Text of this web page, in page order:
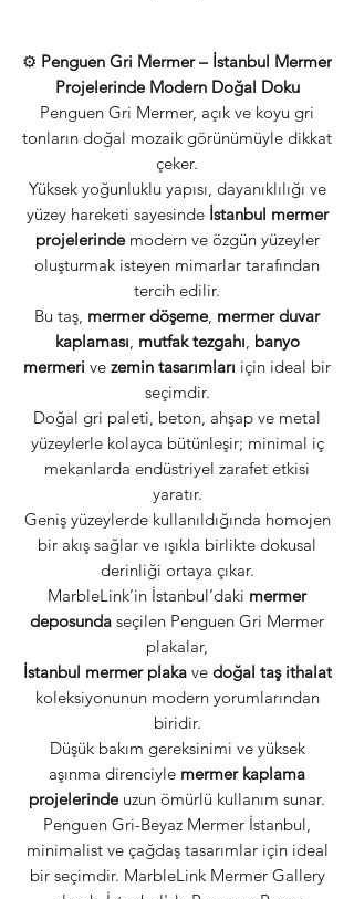
⚙️ Penguen Gri Mermer – İstanbul Mermer
Projelerinde Modern Doğal Doku
Penguen Gri Mermer, açık ve koyu gri
tonların doğal mozaik görünümüyle dikkat
çeker.
Yüksek yoğunluklu yapısı, dayanıklılığı ve
yüzey hareketi sayesinde İstanbul mermer
projelerindemodern ve özgün yüzeyler
oluşturmak isteyen mimarlar tarafından
tercih edilir.
Bu taş, mermer döşeme, mermer duvar
kaplaması mutfak tezgahı banyo
mermeri ve zemin tasarımları için ideal bir
seçimdir.
Doğal gri paleti, beton, ahşap ve metal
yüzeylerle kolayca bütünleşir; minimal iç
mekanlarda endüstriyel zarafet etkisi
yaratır.
Geniş yüzeylerde kullanıldığında homojen
bir akış sağlar ve ışıkla birlikte dokusal
derinliği ortaya çıkar.
MarbleLink’in İstanbul’daki mermer
deposunda seçilen Penguen Gri Mermer
plakalar,
İstanbul mermer plakave doğal taş ithalat
koleksiyonunun modern yorumlarından
biridir.
Düşük bakım gereksinimi ve yüksek
aşınma direnciyle mermer kaplama
projelerindeuzun ömürlü kullanım sunar.
Penguen Gri-Beyaz Mermer İstanbul,
minimalist ve çağdaş tasarımlar için ideal
bir seçimdir. MarbleLink Mermer Gallery